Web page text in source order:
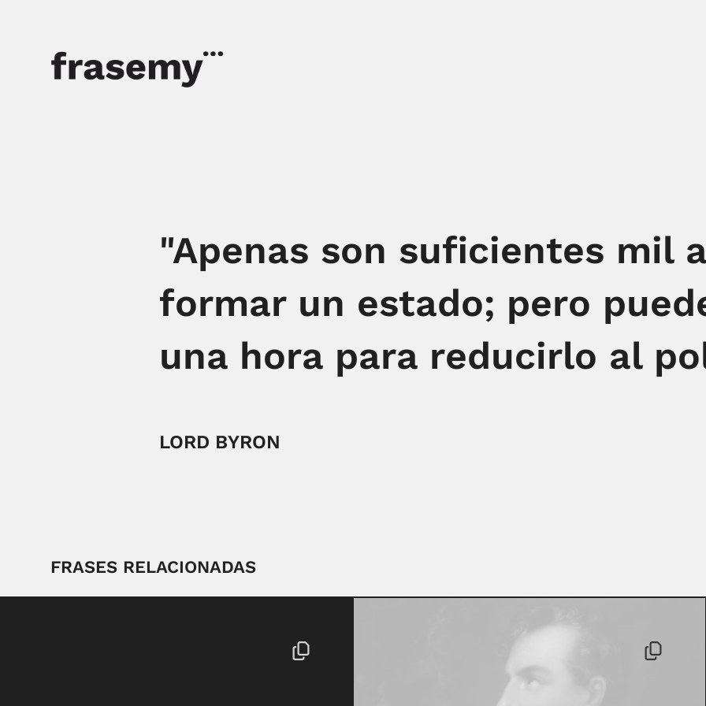
"Apenas son suficientes mil
formar un estado; pero
una hora para reducirlo al
LORD BYRON
FRASES RELACIONADAS